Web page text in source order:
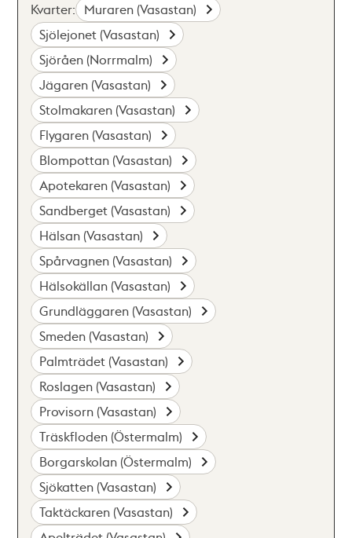
Kvarter: Muraren (Vasastan)
Sjölejonet (Vasastan)
Sjöråen (Norrmalm)
Jägaren (Vasastan)
Stolmakaren (Vasastan)
Flygaren (Vasastan)
Blompottan (Vasastan)
Apotekaren (Vasastan)
Sandberget (Vasastan)
Hälsan (Vasastan)
Spårvagnen (Vasastan)
Hälsokällan (Vasastan)
Grundläggaren (Vasastan)
Smeden (Vasastan)
Palmträdet (Vasastan)
Roslagen (Vasastan)
Provisorn (Vasastan)
Träskfloden (Östermalm)
Borgarskolan (Östermalm)
Sjökatten (Vasastan)
Taktäckaren (Vasastan)